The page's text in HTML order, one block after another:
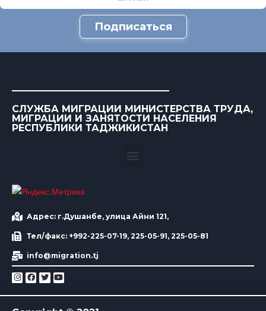
Подписаться
СЛУЖБА МИГРАЦИИ МИНИСТЕРСТВА ТРУДА,
МИГРАЦИИ И ЗАНЯТОСТИ НАСЕЛЕНИЯ
РЕСПУБЛИКИ ТАДЖИКИСТАН
Адрес: г.Душанбе, улица Айни 121,
Тел/факс: +992-225-07-19, 225-05-91, 225-05-81
info@migration.tj